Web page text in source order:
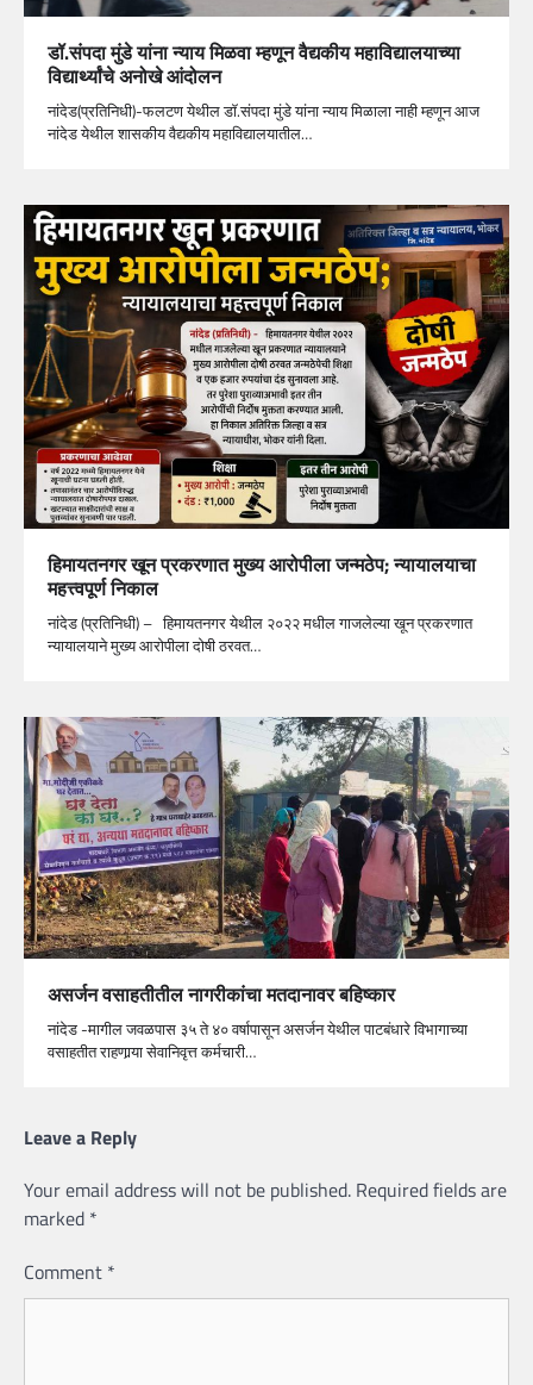
डॉ.संपदा मुंडे यांना न्याय मिळवा म्हणून वैद्यकीय महाविद्यालयाच्या
विद्यार्थ्यांचे अनोखे आंदोलन
नांदेड(प्रतिनिधी)-फलटण येथील डॉ.संपदा मुंडे यांना न्याय मिळाला नाही म्हणून आज
नांदेड येथील शासकीय वैद्यकीय महाविद्यालयातील…
हिमायतनगर खून प्रकरणात मुख्य आरोपीला जन्मठेप; न्यायालयाचा
महत्त्वपूर्ण निकाल
नांदेड (प्रतिनिधी) – हिमायतनगर येथील २०२२ मधील गाजलेल्या खून प्रकरणात
न्यायालयाने मुख्य आरोपीला दोषी ठरवत…
असर्जन वसाहतीतील नागरीकांचा मतदानावर बहिष्कार
नांदेड -मागील जवळपास ३५ ते ४० वर्षापासून असर्जन येथील पाटबंधारे विभागाच्या
वसाहतीत राहणार्‍या सेवानिवृत्त कर्मचारी…
Leave a Reply
Your email address will not be published. Required fields are
marked *
Comment *